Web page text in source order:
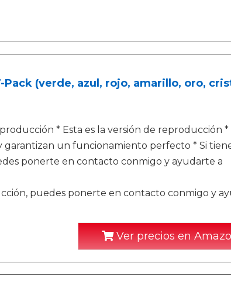
(verde, azul, rojo, amarillo, oro,
* Esta es la versión de reproducción *
garantizan un funcionamiento perfecto * Si
ponerte en contacto conmigo y ayudarte a
puedes ponerte en contacto conmigo y
Ver precios en